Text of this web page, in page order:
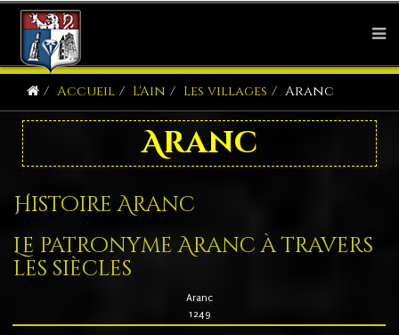
Accueil L'Ain Les villages Aranc
Aranc
Histoire Aranc
Le patronyme Aranc à travers
les siècles
Aranc
1249